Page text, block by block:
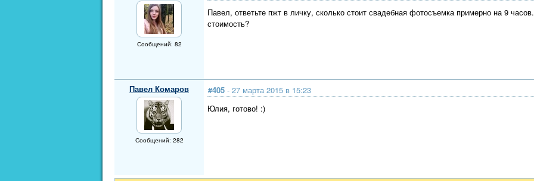
Сообщений: 82
Павел, ответьте пжт в личку, сколько стоит свадебная фотосъемка примерно на 9
стоимость?
Павел Комаров
Сообщений: 282
#405 - 27 марта 2015 в 15:23
Юлия, готово! :)